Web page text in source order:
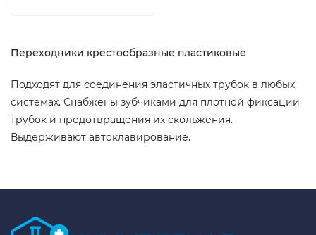
Переходники крестообразные пластиковые
Подходят для соединения эластичных трубок в любых
системах. Снабжены зубчиками для плотной фиксации
трубок и предотвращения их скольжения.
Выдерживают автоклавирование.